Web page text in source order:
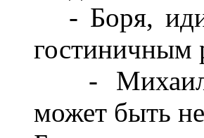
- Боря, иди
гостиничным
- Михаил
может быть